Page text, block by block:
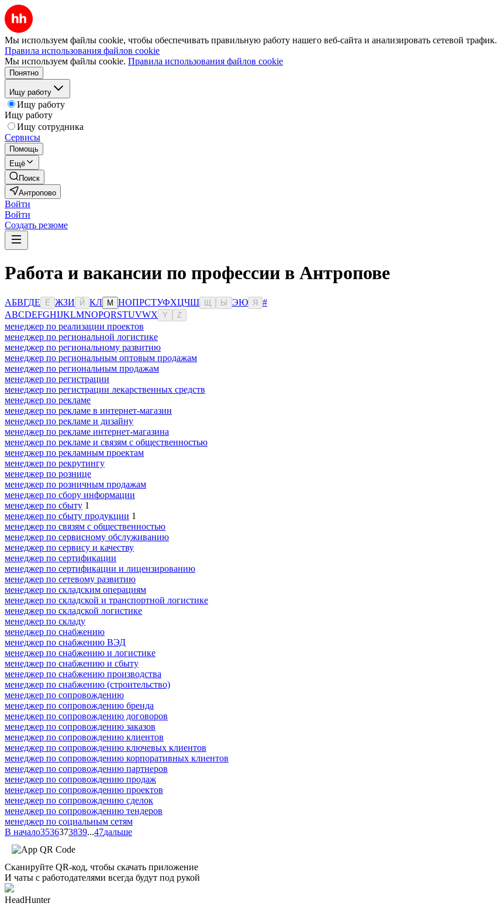
Мы используем файлы cookie, чтобы обеспечивать правильную работу нашего веб-сайта и анализировать сетевой трафик.
Правила использования файлов cookie
Мы используем файлы cookie. Правила использования файлов cookie
Понятно
Ищу работу
Ищу работу
Ищу работу
Ищу сотрудника
Сервисы
Помощь
Ещё
Поиск
Антропово
Войти
Войти
Создать резюме
Работа и вакансии по профессии в Антропове
АБВГДЕ Ё ЖЗИ Й КЛ М НОПРСТУФХЦЧШ Ы ЭЮ Я
#
ABCDEFGHIJKLMNOPQRSTUVWX Y Z
менеджер по реализации проектов
менеджер по региональной логистике
менеджер по региональному развитию
менеджер по региональным оптовым продажам
менеджер по региональным продажам
менеджер по регистрации
менеджер по регистрации лекарственных средств
менеджер по рекламе
менеджер по рекламе в интернет-магазин
менеджер по рекламе и дизайну
менеджер по рекламе интернет-магазина
менеджер по рекламе и связям с общественностью
менеджер по рекламным проектам
менеджер по рекрутингу
менеджер по рознице
менеджер по розничным продажам
менеджер по сбору информации
менеджер по сбыту 1
менеджер по сбыту продукции 1
менеджер по связям с общественностью
менеджер по сервисному обслуживанию
менеджер по сервису и качеству
менеджер по сертификации
менеджер по сертификации и лицензированию
менеджер по сетевому развитию
менеджер по складским операциям
менеджер по складской и транспортной логистике
менеджер по складской логистике
менеджер по складу
менеджер по снабжению
менеджер по снабжению ВЭД
менеджер по снабжению и логистике
менеджер по снабжению и сбыту
менеджер по снабжению производства
менеджер по снабжению (строительство)
менеджер по сопровождению
менеджер по сопровождению бренда
менеджер по сопровождению договоров
менеджер по сопровождению заказов
менеджер по сопровождению клиентов
менеджер по сопровождению ключевых клиентов
менеджер по сопровождению корпоративных клиентов
менеджер по сопровождению партнеров
менеджер по сопровождению продаж
менеджер по сопровождению проектов
менеджер по сопровождению сделок
менеджер по сопровождению тендеров
менеджер по социальным сетям
В начало3536373839...47дальше
Сканируйте QR-код, чтобы скачать приложение
И чаты с работодателями всегда будут под рукой
HeadHunter